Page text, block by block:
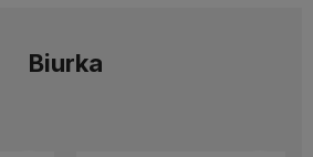
Biurka